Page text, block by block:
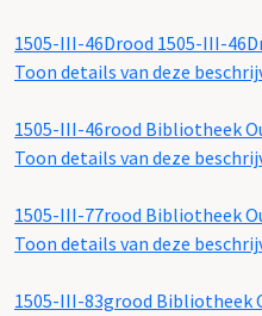
1505-III-46Drood 1505-III-
Toon details van deze
1505-III-46rood Bibliotheek
Toon details van deze
1505-III-77rood Bibliotheek
Toon details van deze
1505-III-83grood Bibliotheek